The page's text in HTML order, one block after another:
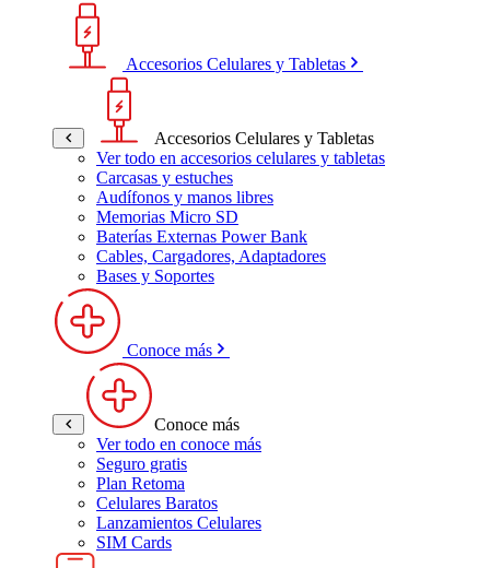
Accesorios Celulares y Tabletas
Accesorios Celulares y Tabletas
Ver todo en accesorios celulares y tabletas
Carcasas y estuches
Audífonos y manos libres
Memorias Micro SD
Baterías Externas Power Bank
Cables, Cargadores, Adaptadores
Bases y Soportes
Conoce más
Conoce más
Ver todo en conoce más
Seguro gratis
Plan Retoma
Celulares Baratos
Lanzamientos Celulares
SIM Cards